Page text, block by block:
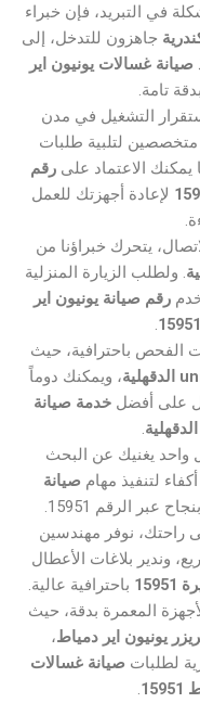
جاهزون للتدخل، إلى
صيانة غسالات يونيون اير
بدقة تامة.
التشغيل في مدن
لتلبية طلبات
يمكنك الاعتماد على رقم
لإعادة أجهزتك للعمل
يتحرك خبراؤنا من
. ولطلب الزيارة المنزلية
رقم صيانة يونيون اير
.
الفحص باحترافية، حيث
، ويمكنك دوماً
خدمة صيانة
.
واحد يغنيك عن البحث
لتنفيذ مهام صيانة
بنجاح عبر الرقم 15951.
راحتك، نوفر مهندسين
وندير بلاغات الأعطال
باحترافية عالية.
المعمرة بدقة، حيث
يونيون اير دمياط،
لطلبات صيانة غسالات
.